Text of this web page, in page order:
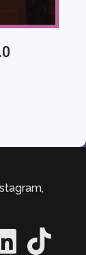
TikTok